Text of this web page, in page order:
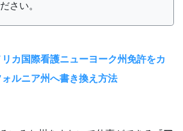
さい。
リカ国際看護ニューヨーク州免許をカ
ォルニア州へ書き換え方法